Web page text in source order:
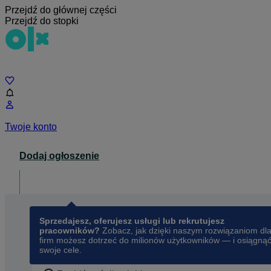
Przejdź do głównej części
Przejdź do stopki
Twoje konto
Dodaj ogłoszenie
Sprzedajesz, oferujesz usługi lub rekrutujesz
pracowników? Zobacz, jak dzięki naszym rozwiązaniom dla
firm możesz dotrzeć do milionów użytkowników — i osiągnąć
swoje cele.